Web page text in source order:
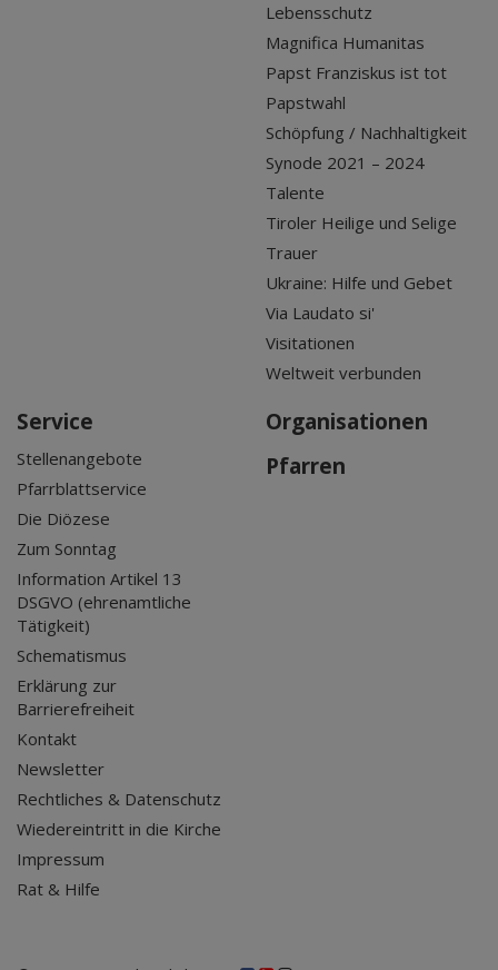
Lebensschutz
Magnifica Humanitas
Papst Franziskus ist tot
Papstwahl
Schöpfung / Nachhaltigkeit
Synode 2021 – 2024
Talente
Tiroler Heilige und Selige
Trauer
Ukraine: Hilfe und Gebet
Via Laudato si'
Visitationen
Weltweit verbunden
Service
Stellenangebote
Pfarrblattservice
Die Diözese
Zum Sonntag
Information Artikel 13
DSGVO (ehrenamtliche
Tätigkeit)
Schematismus
Erklärung zur
Barrierefreiheit
Kontakt
Newsletter
Rechtliches & Datenschutz
Wiedereintritt in die Kirche
Impressum
Rat & Hilfe
Organisationen
Pfarren